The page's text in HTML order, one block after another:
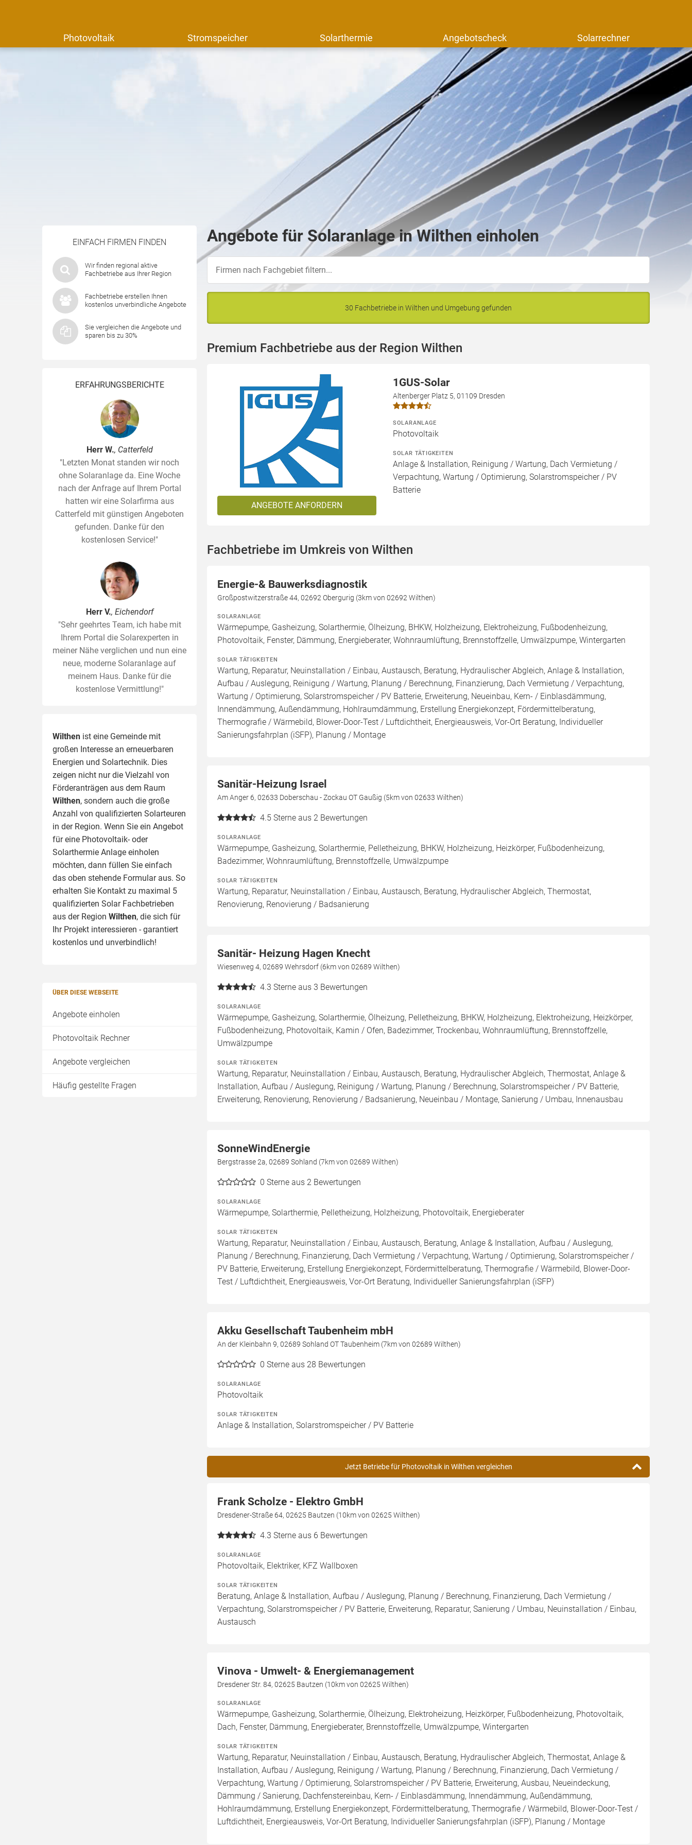
Photovoltaik Stromspeicher Solarthermie Angebotscheck Solarrechner
EINFACH FIRMEN FINDEN
Wir finden regional aktive
Fachbetriebe aus Ihrer Region
Fachbetriebe erstellen Ihnen
kostenlos unverbindliche Angebote
Sie vergleichen die Angebote und
sparen bis zu 30%
ERFAHRUNGSBERICHTE
Herr W., Catterfeld
"Letzten Monat standen wir noch
ohne Solaranlage da. Eine Woche
nach der Anfrage auf Ihrem Portal
hatten wir eine Solarfirma aus
Catterfeld mit günstigen Angeboten
gefunden. Danke für den
kostenlosen Service!"
Herr V., Eichendorf
"Sehr geehrtes Team, ich habe mit
Ihrem Portal die Solarexperten in
meiner Nähe verglichen und nun eine
neue, moderne Solaranlage auf
meinem Haus. Danke für die
kostenlose Vermittlung!"
Wilthen ist eine Gemeinde mit
großen Interesse an erneuerbaren
Energien und Solartechnik. Dies
zeigen nicht nur die Vielzahl von
Förderanträgen aus dem Raum
Wilthen, sondern auch die große
Anzahl von qualifizierten Solarteuren
in der Region. Wenn Sie ein Angebot
für eine Photovoltaik- oder
Solarthermie Anlage einholen
möchten, dann füllen Sie einfach
das oben stehende Formular aus. So
erhalten Sie Kontakt zu maximal 5
qualifizierten Solar Fachbetrieben
aus der Region Wilthen, die sich für
Ihr Projekt interessieren - garantiert
kostenlos und unverbindlich!
ÜBER DIESE WEBSEITE
Angebote einholen
Photovoltaik Rechner
Angebote vergleichen
Häufig gestellte Fragen
Angebote für Solaranlage in Wilthen einholen
30 Fachbetriebe in Wilthen und Umgebung gefunden
Premium Fachbetriebe aus der Region Wilthen
ANGEBOTE ANFORDERN
1GUS-Solar
Altenberger Platz 5, 01109 Dresden
SOLARANLAGE
Photovoltaik
SOLAR TÄTIGKEITEN
Anlage & Installation, Reinigung / Wartung, Dach Vermietung /
Verpachtung, Wartung / Optimierung, Solarstromspeicher / PV
Batterie
Fachbetriebe im Umkreis von Wilthen
Energie-& Bauwerksdiagnostik
Großpostwitzerstraße 44, 02692 Obergurig (3km von 02692 Wilthen)
SOLARANLAGE
Wärmepumpe, Gasheizung, Solarthermie, Ölheizung, BHKW, Holzheizung, Elektroheizung, Fußbodenheizung,
Photovoltaik, Fenster, Dämmung, Energieberater, Wohnraumlüftung, Brennstoffzelle, Umwälzpumpe, Wintergarten
SOLAR TÄTIGKEITEN
Wartung, Reparatur, Neuinstallation / Einbau, Austausch, Beratung, Hydraulischer Abgleich, Anlage & Installation,
Aufbau / Auslegung, Reinigung / Wartung, Planung / Berechnung, Finanzierung, Dach Vermietung / Verpachtung,
Wartung / Optimierung, Solarstromspeicher / PV Batterie, Erweiterung, Neueinbau, Kern- / Einblasdämmung,
Innendämmung, Außendämmung, Hohlraumdämmung, Erstellung Energiekonzept, Fördermittelberatung,
Thermografie / Wärmebild, Blower-Door-Test / Luftdichtheit, Energieausweis, Vor-Ort Beratung, Individueller
Sanierungsfahrplan (iSFP), Planung / Montage
Sanitär-Heizung Israel
Am Anger 6, 02633 Doberschau - Zockau OT Gaußig (5km von 02633 Wilthen)
4.5 Sterne aus 2 Bewertungen
SOLARANLAGE
Wärmepumpe, Gasheizung, Solarthermie, Pelletheizung, BHKW, Holzheizung, Heizkörper, Fußbodenheizung,
Badezimmer, Wohnraumlüftung, Brennstoffzelle, Umwälzpumpe
SOLAR TÄTIGKEITEN
Wartung, Reparatur, Neuinstallation / Einbau, Austausch, Beratung, Hydraulischer Abgleich, Thermostat,
Renovierung, Renovierung / Badsanierung
Sanitär- Heizung Hagen Knecht
Wiesenweg 4, 02689 Wehrsdorf (6km von 02689 Wilthen)
4.3 Sterne aus 3 Bewertungen
SOLARANLAGE
Wärmepumpe, Gasheizung, Solarthermie, Ölheizung, Pelletheizung, BHKW, Holzheizung, Elektroheizung, Heizkörper,
Fußbodenheizung, Photovoltaik, Kamin / Ofen, Badezimmer, Trockenbau, Wohnraumlüftung, Brennstoffzelle,
Umwälzpumpe
SOLAR TÄTIGKEITEN
Wartung, Reparatur, Neuinstallation / Einbau, Austausch, Beratung, Hydraulischer Abgleich, Thermostat, Anlage &
Installation, Aufbau / Auslegung, Reinigung / Wartung, Planung / Berechnung, Solarstromspeicher / PV Batterie,
Erweiterung, Renovierung, Renovierung / Badsanierung, Neueinbau / Montage, Sanierung / Umbau, Innenausbau
SonneWindEnergie
Bergstrasse 2a, 02689 Sohland (7km von 02689 Wilthen)
0 Sterne aus 2 Bewertungen
SOLARANLAGE
Wärmepumpe, Solarthermie, Pelletheizung, Holzheizung, Photovoltaik, Energieberater
SOLAR TÄTIGKEITEN
Wartung, Reparatur, Neuinstallation / Einbau, Austausch, Beratung, Anlage & Installation, Aufbau / Auslegung,
Planung / Berechnung, Finanzierung, Dach Vermietung / Verpachtung, Wartung / Optimierung, Solarstromspeicher /
PV Batterie, Erweiterung, Erstellung Energiekonzept, Fördermittelberatung, Thermografie / Wärmebild, Blower-Door-
Test / Luftdichtheit, Energieausweis, Vor-Ort Beratung, Individueller Sanierungsfahrplan (iSFP)
Akku Gesellschaft Taubenheim mbH
An der Kleinbahn 9, 02689 Sohland OT Taubenheim (7km von 02689 Wilthen)
0 Sterne aus 28 Bewertungen
SOLARANLAGE
Photovoltaik
SOLAR TÄTIGKEITEN
Anlage & Installation, Solarstromspeicher / PV Batterie
Jetzt Betriebe für Photovoltaik in Wilthen vergleichen
Frank Scholze - Elektro GmbH
Dresdener-Straße 64, 02625 Bautzen (10km von 02625 Wilthen)
4.3 Sterne aus 6 Bewertungen
SOLARANLAGE
Photovoltaik, Elektriker, KFZ Wallboxen
SOLAR TÄTIGKEITEN
Beratung, Anlage & Installation, Aufbau / Auslegung, Planung / Berechnung, Finanzierung, Dach Vermietung /
Verpachtung, Solarstromspeicher / PV Batterie, Erweiterung, Reparatur, Sanierung / Umbau, Neuinstallation / Einbau,
Austausch
Vinova - Umwelt- & Energiemanagement
Dresdener Str. 84, 02625 Bautzen (10km von 02625 Wilthen)
SOLARANLAGE
Wärmepumpe, Gasheizung, Solarthermie, Ölheizung, Elektroheizung, Heizkörper, Fußbodenheizung, Photovoltaik,
Dach, Fenster, Dämmung, Energieberater, Brennstoffzelle, Umwälzpumpe, Wintergarten
SOLAR TÄTIGKEITEN
Wartung, Reparatur, Neuinstallation / Einbau, Austausch, Beratung, Hydraulischer Abgleich, Thermostat, Anlage &
Installation, Aufbau / Auslegung, Reinigung / Wartung, Planung / Berechnung, Finanzierung, Dach Vermietung /
Verpachtung, Wartung / Optimierung, Solarstromspeicher / PV Batterie, Erweiterung, Ausbau, Neueindeckung,
Dämmung / Sanierung, Dachfenstereinbau, Kern- / Einblasdämmung, Innendämmung, Außendämmung,
Hohlraumdämmung, Erstellung Energiekonzept, Fördermittelberatung, Thermografie / Wärmebild, Blower-Door-Test /
Luftdichtheit, Energieausweis, Vor-Ort Beratung, Individueller Sanierungsfahrplan (iSFP), Planung / Montage